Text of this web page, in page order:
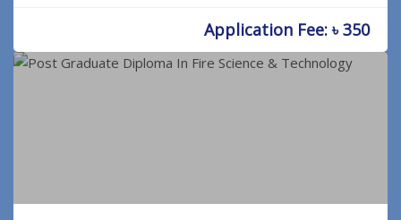
Application Fee: ৳ 350